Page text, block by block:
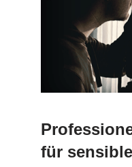
für